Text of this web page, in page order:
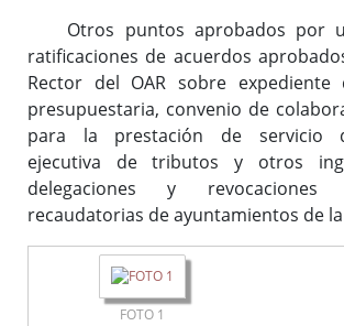
Otros puntos aprobados por
ratificaciones de acuerdos
Rector del OAR sobre expediente
presupuestaria, convenio de
para la prestación de servicio
ejecutiva de tributos y otros
delegaciones y
recaudatorias de ayuntamientos de
FOTO 1